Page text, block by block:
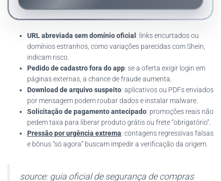
URL abreviada sem domínio oficial: links encurtados ou
domínios estranhos, como variações parecidas com Shein,
indicam risco.
Pedido de cadastro fora do app: se a oferta exigir login em
páginas externas, a chance de fraude aumenta.
Download de arquivo suspeito: aplicativos ou PDFs enviados
por mensagem podem roubar dados e instalar malware.
Solicitação de pagamento antecipado: promoções reais não
pedem taxa para liberar produto grátis ou frete “obrigatório”.
Pressão por urgência extrema: contagens regressivas falsas
e bônus “só agora” buscam impedir a verificação da origem.
source: guia oficial de segurança de compras